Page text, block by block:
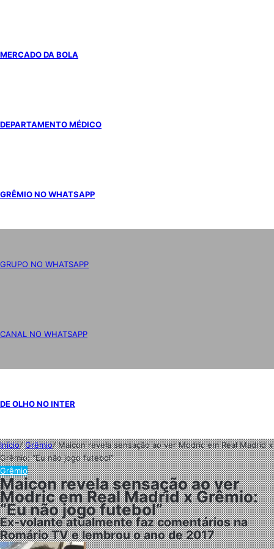
MERCADO DA BOLA
DEPARTAMENTO MÉDICO
GRÊMIO NO WHATSAPP
GRUPO NO WHATSAPP
CANAL NO WHATSAPP
DE OLHO NO INTER
Início/Grêmio/Maicon revela sensação ao ver Modric em Real Madrid x
Grêmio: “Eu não jogo futebol”
Grêmio
Maicon revela sensação ao ver
Modric em Real Madrid x Grêmio:
“Eu não jogo futebol”
Ex-volante atualmente faz comentários na
Romário TV e lembrou o ano de 2017